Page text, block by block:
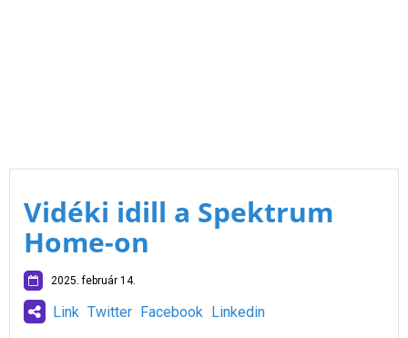
Vidéki idill a Spektrum
Home-on
2025. február 14.
Link Twitter Facebook Linkedin